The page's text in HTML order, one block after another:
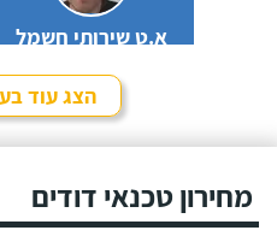
א.ט שירותי חשמל
הצג עוד
מחירון טכנאי דודים